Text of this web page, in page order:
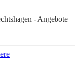
- Angebote